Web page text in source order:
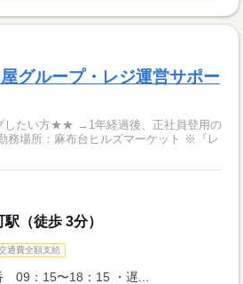
屋グループ・レジ運営サポー
たい方★★ →1年経過後、正社員登用の
（徒歩 3分）
通費全額支給
09：15〜18：15 ・遅...